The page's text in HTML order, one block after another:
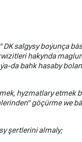
DK salgysy boýunça
hakynda
da bahk hasaby
hyzmatlary etmek
göçürme we
şertlerini almaly;